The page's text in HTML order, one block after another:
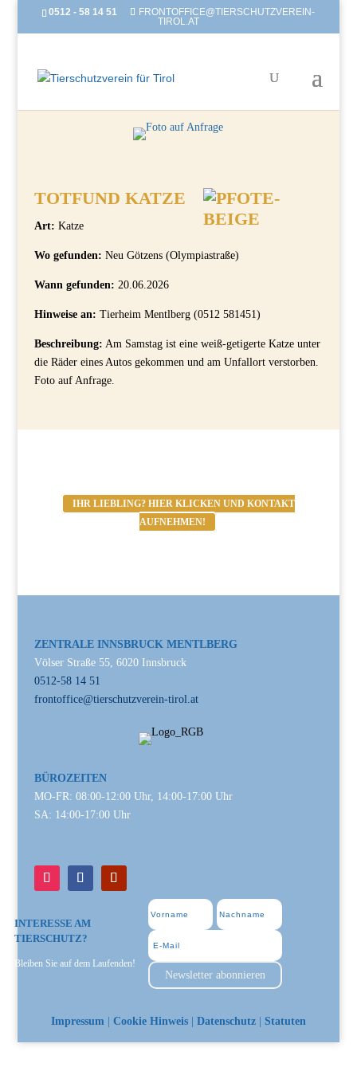
0512 - 58 14 51
FRONTOFFICE@TIERSCHUTZVEREIN-
TIROL.AT
TOTFUND KATZE
Art: Katze
Wo gefunden: Neu Götzens (Olympiastraße)
Wann gefunden: 20.06.2026
Hinweise an: Tierheim Mentlberg (0512 581451)
Beschreibung: Am Samstag ist eine weiß-getigerte Katze unter
die Räder eines Autos gekommen und am Unfallort verstorben.
Foto auf Anfrage.
IHR LIEBLING? HIER KLICKEN UND KONTAKT
AUFNEHMEN!
ZENTRALE INNSBRUCK MENTLBERG
Völser Straße 55, 6020 Innsbruck
0512-58 14 51
frontoffice@tierschutzverein-tirol.at
BÜROZEITEN
MO-FR: 08:00-12:00 Uhr, 14:00-17:00 Uhr
SA: 14:00-17:00 Uhr
INTERESSE AM
TIERSCHUTZ?
Bleiben Sie auf dem Laufenden!
Newsletter abonnieren
Impressum| Cookie Hinweis| Datenschutz| Statuten